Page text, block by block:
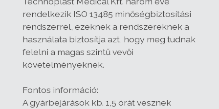
rendelkezik ISO 13485 minőségbiztosítási
rendszerrel, ezeknek a rendszereknek a
használata biztosítja azt, hogy meg tudnak
felelni a magas szintű vevői
követelményeknek.
Fontos információ:
A gyárbejárások kb. 1,5 órát vesznek